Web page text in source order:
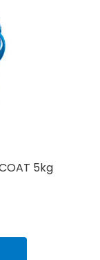
5kg